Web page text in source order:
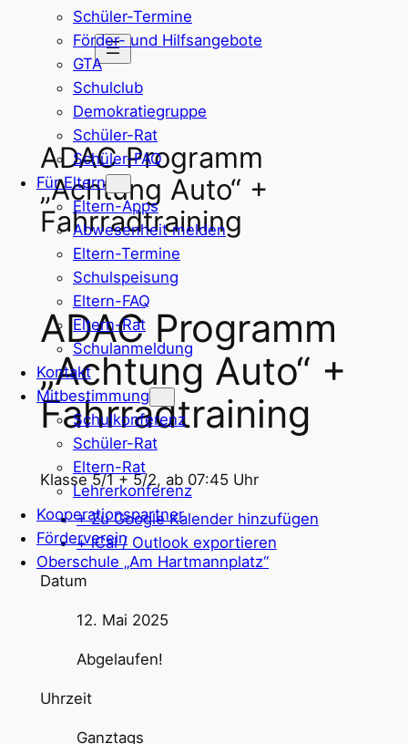
springen
Schüler-Termine
Förder- und Hilfsangebote
GTA
Schulclub
Demokratiegruppe
Schüler-Rat
Schüler-FAQ
Für Eltern
Eltern-Apps
Abwesenheit melden
Eltern-Termine
Schulspeisung
Eltern-FAQ
Eltern-Rat
Schulanmeldung
Kontakt
Mitbestimmung
Schulkonferenz
Schüler-Rat
Eltern-Rat
Lehrerkonferenz
Kooperationspartner
Förderverein
Oberschule „Am Hartmannplatz“
ADAC Programm
„Achtung Auto“ +
Fahrradtraining
ADAC Programm
„Achtung Auto“ +
Fahrradtraining
Klasse 5/1 + 5/2, ab 07:45 Uhr
+ Zu Google Kalender hinzufügen
+ iCal / Outlook exportieren
Datum
12. Mai 2025
Abgelaufen!
Uhrzeit
Ganztags